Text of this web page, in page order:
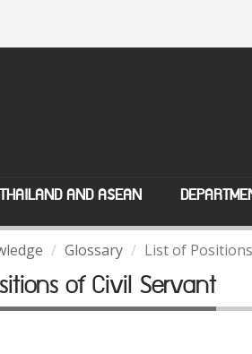
THAILAND AND ASEAN
Glossary List of
of Civil Servant